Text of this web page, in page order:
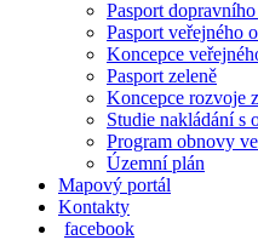
Pasport
Pasport veřejného
Koncepce
Pasport zeleně
Koncepce rozvoje
Studie nakládání s
Program obnovy
Územní plán
Mapový portál
Kontakty
facebook